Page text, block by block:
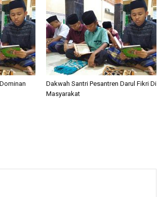
Dakwah Santri Pesantren Darul Fikri Di
Masyarakat